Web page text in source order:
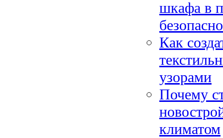
шкафа в
Как
узорами
Почему
климатом